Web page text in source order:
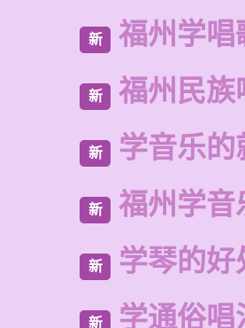
新 福州学唱
新 福州民族
新 学音乐的
新 福州学音
新 学琴的好
新 学通俗